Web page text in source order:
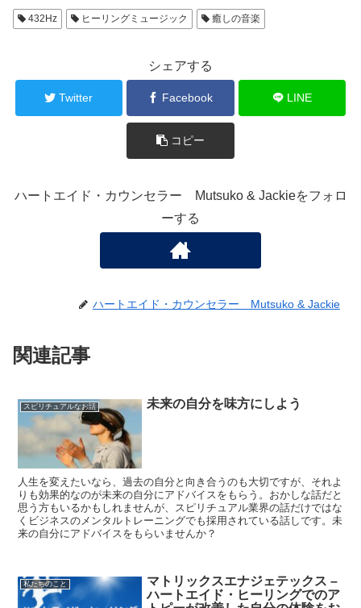
432Hz ヒーリングミュージック 癒しの音楽
シェアする
Twitter Facebook LINE
コピー
ハートエイド・カウンセラー Mutsuko & Jackieをフォロ
ーする
ハートエイド・カウンセラー Mutsuko & Jackie
関連記事
スピリチュアルなお話 未来の自分を味方にしよう
人生を変えたいなら、過去の自分と向き合うのも大切ですが、それよ
りも効果的なのが未来の自分にアドバイスをもらう。おかしな話だと
思う方もいるかもしれませんが、スピリチュアル業界の話だけではな
くビジネスのメンタルトレーニングでも採用されている話しです。未
来の自分にアドバイスをもらいませんか？
私たちのこと
マトリックスエナジェテックス –
ハートエイド・ヒーリングでのア